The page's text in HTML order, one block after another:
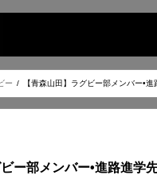
ー 【青森山田】ラグビー部メンバー•進
ー部メンバー•進路進学